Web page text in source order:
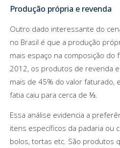
Produção própria e revenda
Outro dado interessante do
no Brasil é que a produção
mais espaço na composição do
2012, os produtos de revenda
mais de 45% do valor faturado,
fatia caiu para cerca de ⅓.
Essa análise evidencia a
itens específicos da padaria ou
bolos, tortas etc. São produtos